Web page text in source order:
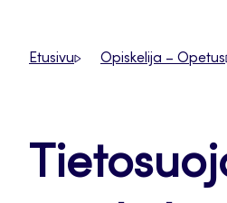
Etusivu Opiskelija – Opetus